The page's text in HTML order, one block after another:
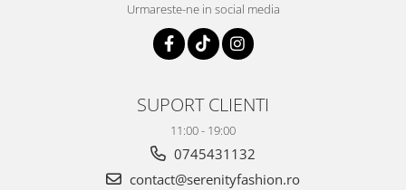
Urmareste-ne in social media
SUPORT CLIENTI
11:00 - 19:00
0745431132
contact@serenityfashion.ro